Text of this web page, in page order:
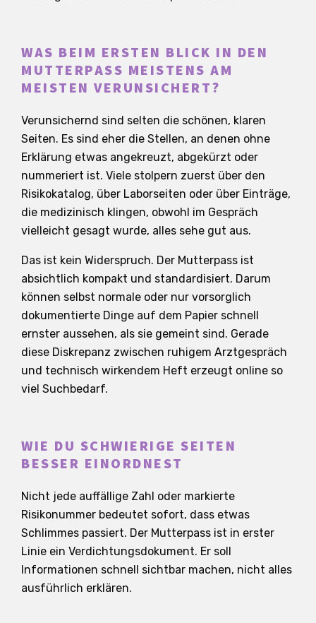
WAS BEIM ERSTEN BLICK IN DEN
MUTTERPASS MEISTENS AM
MEISTEN VERUNSICHERT?
Verunsichernd sind selten die schönen, klaren
Seiten. Es sind eher die Stellen, an denen ohne
Erklärung etwas angekreuzt, abgekürzt oder
nummeriert ist. Viele stolpern zuerst über den
Risikokatalog, über Laborseiten oder über Einträge,
die medizinisch klingen, obwohl im Gespräch
vielleicht gesagt wurde, alles sehe gut aus.
Das ist kein Widerspruch. Der Mutterpass ist
absichtlich kompakt und standardisiert. Darum
können selbst normale oder nur vorsorglich
dokumentierte Dinge auf dem Papier schnell
ernster aussehen, als sie gemeint sind. Gerade
diese Diskrepanz zwischen ruhigem Arztgespräch
und technisch wirkendem Heft erzeugt online so
viel Suchbedarf.
WIE DU SCHWIERIGE SEITEN
BESSER EINORDNEST
Nicht jede auffällige Zahl oder markierte
Risikonummer bedeutet sofort, dass etwas
Schlimmes passiert. Der Mutterpass ist in erster
Linie ein Verdichtungsdokument. Er soll
Informationen schnell sichtbar machen, nicht alles
ausführlich erklären.